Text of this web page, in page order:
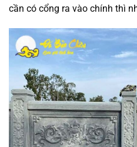
cần có cổng ra vào chính thì